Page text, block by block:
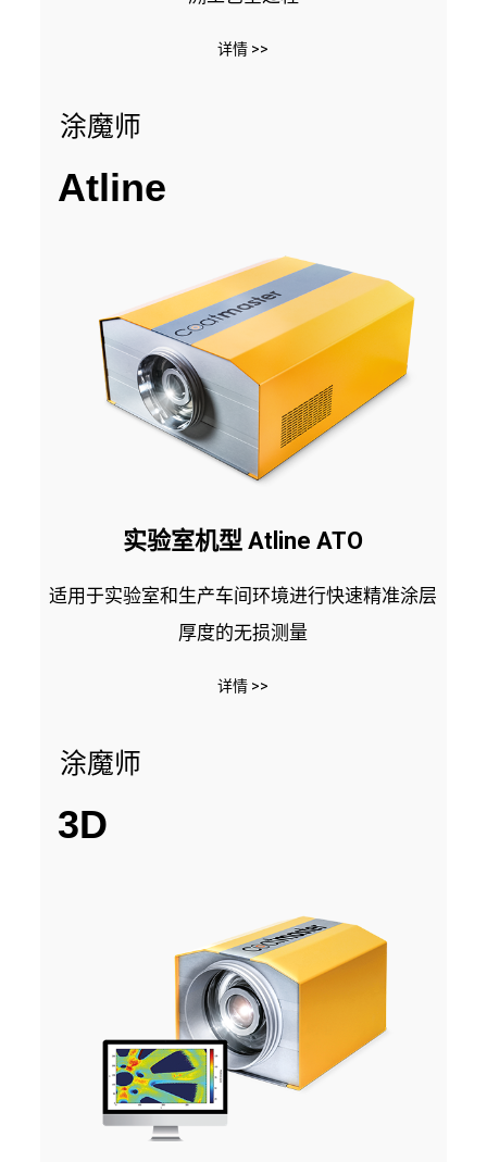
详情 >>
涂魔师
Atline
实验室机型 Atline ATO
适用于实验室和生产车间环境进行快速精准涂层
厚度的无损测量
详情 >>
涂魔师
3D